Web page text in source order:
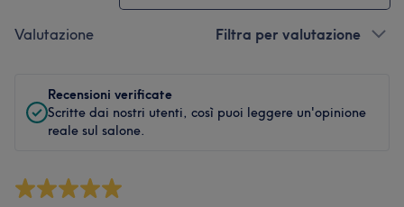
Valutazione Filtra per valutazione
Recensioni verificate
Scritte dai nostri utenti, così puoi leggere un'opinione
reale sul salone.